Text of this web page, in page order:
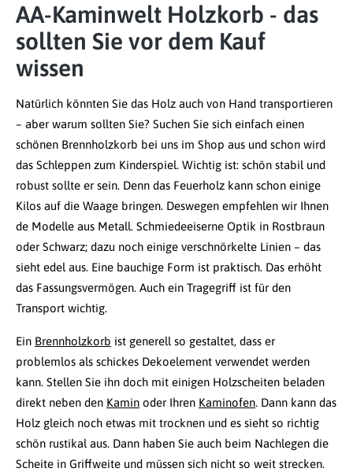
AA-Kaminwelt Holzkorb - das
sollten Sie vor dem Kauf
wissen
Natürlich könnten Sie das Holz auch von Hand transportieren
– aber warum sollten Sie? Suchen Sie sich einfach einen
schönen Brennholzkorb bei uns im Shop aus und schon wird
das Schleppen zum Kinderspiel. Wichtig ist: schön stabil und
robust sollte er sein. Denn das Feuerholz kann schon einige
Kilos auf die Waage bringen. Deswegen empfehlen wir Ihnen
de Modelle aus Metall. Schmiedeeiserne Optik in Rostbraun
oder Schwarz; dazu noch einige verschnörkelte Linien – das
sieht edel aus. Eine bauchige Form ist praktisch. Das erhöht
das Fassungsvermögen. Auch ein Tragegriff ist für den
Transport wichtig.
Ein Brennholzkorb ist generell so gestaltet, dass er
problemlos als schickes Dekoelement verwendet werden
kann. Stellen Sie ihn doch mit einigen Holzscheiten beladen
direkt neben den Kamin oder Ihren Kaminofen. Dann kann das
Holz gleich noch etwas mit trocknen und es sieht so richtig
schön rustikal aus. Dann haben Sie auch beim Nachlegen die
Scheite in Griffweite und müssen sich nicht so weit strecken.